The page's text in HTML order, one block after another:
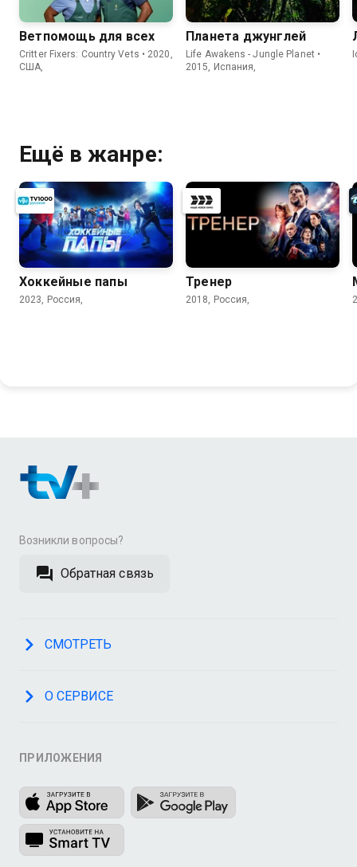
Ветпомощь для всех
Critter Fixers: Country Vets • 2020,
США,
Планета джунглей
Life Awakens - Jungle Planet •
2015, Испания,
Ещё в жанре:
Хоккейные папы
2023, Россия,
Тренер
2018, Россия,
Возникли вопросы?
Обратная связь
СМОТРЕТЬ
О СЕРВИСЕ
ПРИЛОЖЕНИЯ